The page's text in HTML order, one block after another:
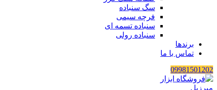
سگ سنباده
فرچه سیمی
سنباده تسمه ای
سنباده رولی
برندها
تماس با ما
09981501202